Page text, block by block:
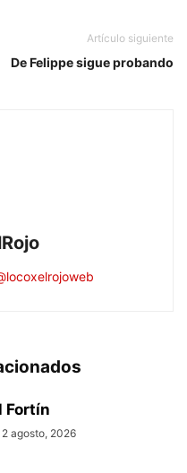
Artículo siguiente
De Felippe sigue probando
Fortín
2 agosto, 2026